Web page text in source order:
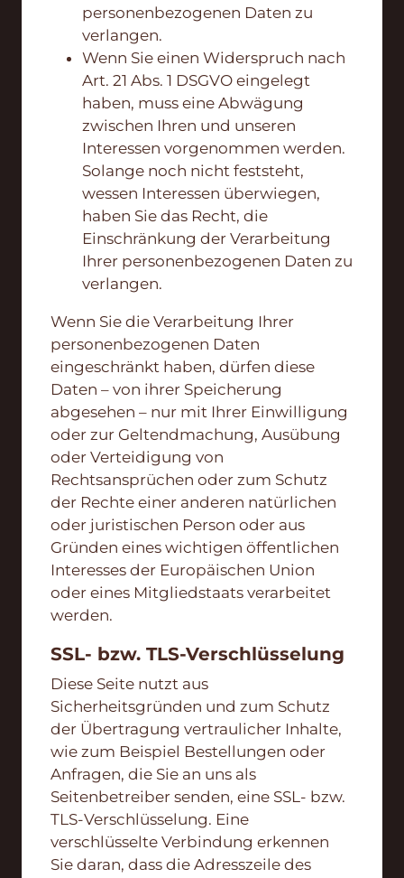
personenbezogenen Daten zu
verlangen.
Wenn Sie einen Widerspruch nach
Art. 21 Abs. 1 DSGVO eingelegt
haben, muss eine Abwägung
zwischen Ihren und unseren
Interessen vorgenommen werden.
Solange noch nicht feststeht,
wessen Interessen überwiegen,
haben Sie das Recht, die
Einschränkung der Verarbeitung
Ihrer personenbezogenen Daten zu
verlangen.
Wenn Sie die Verarbeitung Ihrer
personenbezogenen Daten
eingeschränkt haben, dürfen diese
Daten – von ihrer Speicherung
abgesehen – nur mit Ihrer Einwilligung
oder zur Geltendmachung, Ausübung
oder Verteidigung von
Rechtsansprüchen oder zum Schutz
der Rechte einer anderen natürlichen
oder juristischen Person oder aus
Gründen eines wichtigen öffentlichen
Interesses der Europäischen Union
oder eines Mitgliedstaats verarbeitet
werden.
SSL- bzw. TLS-Verschlüsselung
Diese Seite nutzt aus
Sicherheitsgründen und zum Schutz
der Übertragung vertraulicher Inhalte,
wie zum Beispiel Bestellungen oder
Anfragen, die Sie an uns als
Seitenbetreiber senden, eine SSL- bzw.
TLS-Verschlüsselung. Eine
verschlüsselte Verbindung erkennen
Sie daran, dass die Adresszeile des